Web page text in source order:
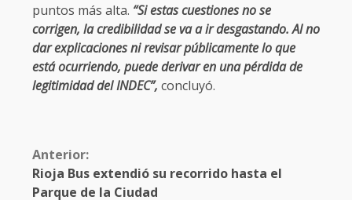
puntos más alta. “Si estas cuestiones no se
corrigen, la credibilidad se va a ir desgastando. Al no
dar explicaciones ni revisar públicamente lo que
está ocurriendo, puede derivar en una pérdida de
legitimidad del INDEC”, concluyó.
Anterior:
Rioja Bus extendió su recorrido hasta el
Parque de la Ciudad